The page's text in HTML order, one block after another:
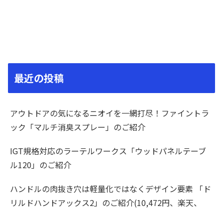
最近の投稿
アウトドアの気になるニオイを一網打尽！ファイントラ
ック「マルチ消臭スプレー」のご紹介
IGT規格対応のラーテルワークス「ウッドパネルテーブ
ル120」のご紹介
ハンドルの肉抜き穴は軽量化ではなくデザイン要素 「ド
リルドハンドアックス2」のご紹介(10,472円、楽天、